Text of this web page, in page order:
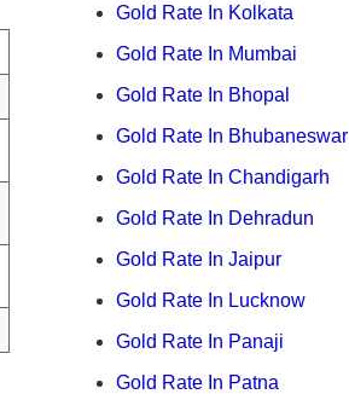
Gold Rate In Kolkata
Gold Rate In Mumbai
Gold Rate In Bhopal
Gold Rate In Bhubaneswar
Gold Rate In Chandigarh
Gold Rate In Dehradun
Gold Rate In Jaipur
Gold Rate In Lucknow
Gold Rate In Panaji
Gold Rate In Patna